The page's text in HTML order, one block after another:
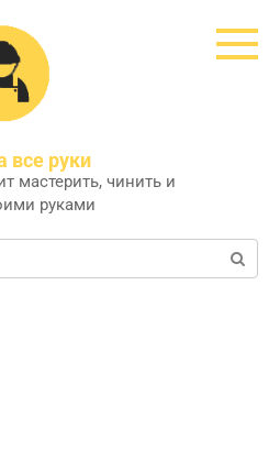
все руки
мастерить, чинить и
руками